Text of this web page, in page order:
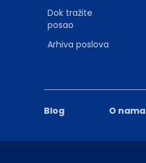
Blog O nama
Dok tražite
posao
Arhiva poslova